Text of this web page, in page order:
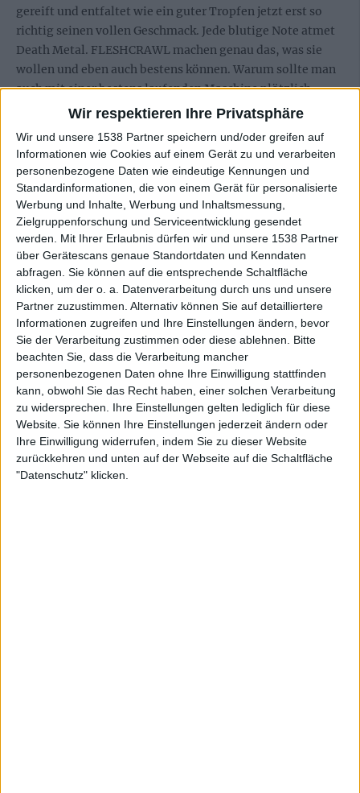
Wir respektieren Ihre Privatsphäre
Wir und unsere 1538 Partner speichern und/oder greifen auf
Informationen wie Cookies auf einem Gerät zu und verarbeiten
personenbezogene Daten wie eindeutige Kennungen und
Standardinformationen, die von einem Gerät für personalisierte
Werbung und Inhalte, Werbung und Inhaltsmessung,
Zielgruppenforschung und Serviceentwicklung gesendet
werden. Mit Ihrer Erlaubnis dürfen wir und unsere 1538 Partner
über Gerätescans genaue Standortdaten und Kenndaten
abfragen. Sie können auf die entsprechende Schaltfläche
klicken, um der o. a. Datenverarbeitung durch uns und unsere
Partner zuzustimmen. Alternativ können Sie auf detailliertere
Informationen zugreifen und Ihre Einstellungen ändern, bevor
Sie der Verarbeitung zustimmen oder diese ablehnen. Bitte
beachten Sie, dass die Verarbeitung mancher
personenbezogenen Daten ohne Ihre Einwilligung stattfinden
kann, obwohl Sie das Recht haben, einer solchen Verarbeitung
zu widersprechen. Ihre Einstellungen gelten lediglich für diese
Website. Sie können Ihre Einstellungen jederzeit ändern oder
Ihre Einwilligung widerrufen, indem Sie zu dieser Website
zurückkehren und unten auf der Webseite auf die Schaltfläche
"Datenschutz" klicken.
gereift und entfaltet wie ein guter Tropfen jetzt erst so
richtig seinen vollen Geschmack. Jede blutige Note atmet
Death Metal. FLESHCRAWL machen genau das, was sie
wollen und eben auch bestens können. Warum sollte man
auch mit einer bestens laufenden Maschine plötzlich
versuchen, irgendwelche Stunts zu machen?
„Into The Catacombs Of Flesh“ ist mal wieder unglaublich
vorhersehbar geworden, und genau deswegen so fein
beruhigend. Vor allem DISMEMBER lassen an etlichen
Ecken und Enden deutlich grüßen. Aber bei FLESHCRAWL
kann vom Aufspringen auf diesen gerade wieder mächtig
angesagten Zug natürlich null Komma null die Rede sein,
die machen das alles ja schon immer so. Und eventuelle
Plagiatsvorwürfe lächelt man nach all den Jahren im
Geschäft eh altersweise einfach weg.
Wobei vor allem „Obliteration Bizarre“ (zwei Minuten
giftig krachendes Geholze), „Red Streams Of Sorrow“
(noch so ein Geschoss) und „Of Frozen Bloody Grounds“
(inklusive herrlicher Heavy-Metal-Einflüsse) schon
beinahe als lupenreineDISMEMBER-Trilogie durchgehen.
Auch Tracks wie „Ossuary Rituals“ oder „Chained
Impalement“ können und wollen diesen Einfluss gar nicht
verleugnen. Und das abschließende hochmelodische